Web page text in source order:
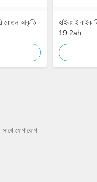
বোতল আকৃতি
হাইলং ই
19.2ah
সাথে যোগাযোগ